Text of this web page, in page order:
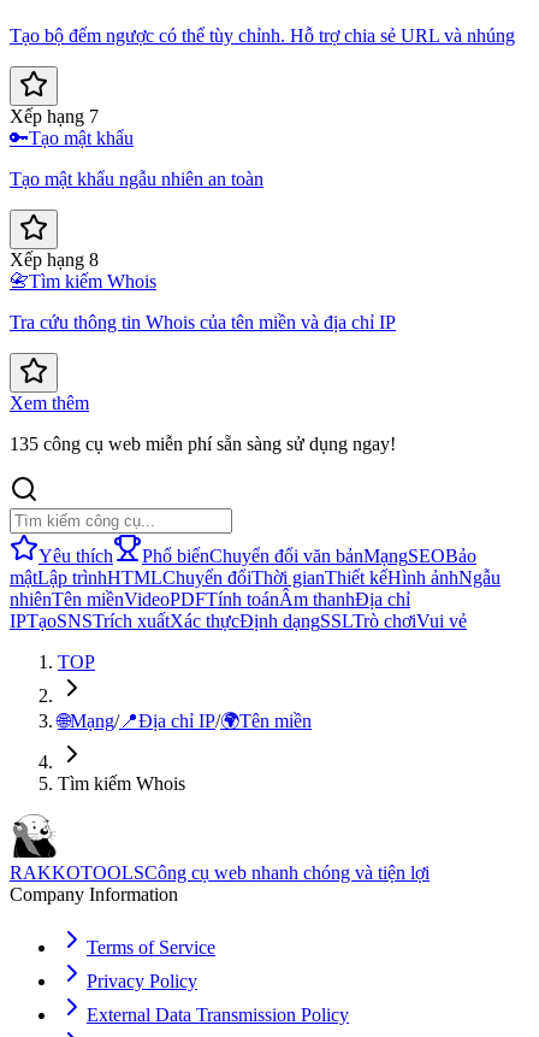
Tạo bộ đếm ngược có thể tùy chỉnh. Hỗ trợ chia sẻ URL và nhúng
Xếp hạng 7
🔑Tạo mật khẩu
Tạo mật khẩu ngẫu nhiên an toàn
Xếp hạng 8
📇Tìm kiếm Whois
Tra cứu thông tin Whois của tên miền và địa chỉ IP
Xem thêm
135 công cụ web miễn phí sẵn sàng sử dụng ngay!
Yêu thích Phổ biếnChuyển đổi văn bảnMạngSEOBảo
mậtLập trìnhHTMLChuyển đổiThời gianThiết kếHình ảnhNgẫu
nhiênTên miềnVideoPDFTính toánÂm thanhĐịa chỉ
IPTạoSNSTrích xuấtXác thựcĐịnh dạngSSLTrò chơiVui vẻ
TOP
🌐Mạng/📍Địa chỉ IP/🌍Tên miền
Tìm kiếm Whois
RAKKOTOOLSCông cụ web nhanh chóng và tiện lợi
Company Information
Terms of Service
Privacy Policy
External Data Transmission Policy